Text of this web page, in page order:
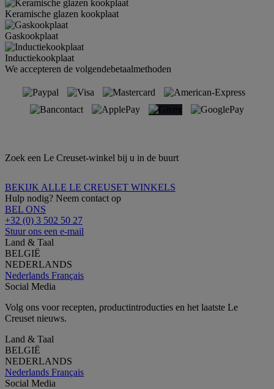
Keramische glazen kookplaat
Gaskookplaat
Inductiekookplaat
We accepteren de volgendebetaalmethoden
Zoek een Le Creuset-winkel bij u in de buurt
BEKIJK ALLE LE CREUSET WINKELS
Hulp nodig? Neem contact op
BEL ONS
+32 (0) 3 502 50 27
Stuur ons een e-mail
Land & Taal
BELGIË
NEDERLANDS
Nederlands Français
Social Media
Volg ons voor recepten, productintroducties en het laatste Le
Creuset nieuws.
Land & Taal
BELGIË
NEDERLANDS
Nederlands Français
Social Media